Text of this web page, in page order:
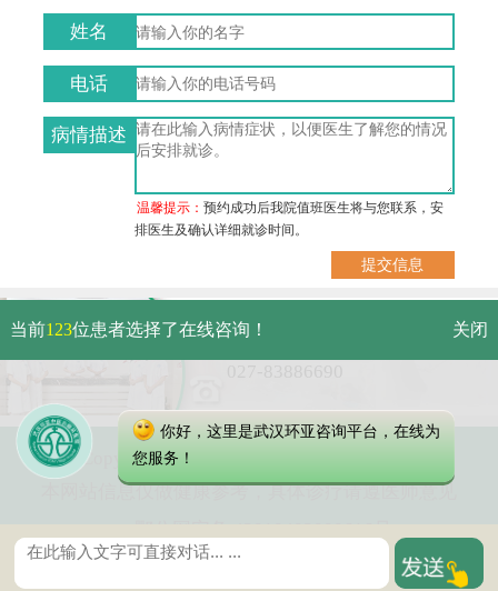
姓名
电话
病情描述
温馨提示：预约成功后我院值班医生将与您联系，安
排医生及确认详细就诊时间。
武汉市硚口区解放大道479号
免费电话：
Copyright 2025 武汉环亚中医白癜风医院
本网站信息仅做健康参考，具体诊疗请遵医师意见
鄂ICP备16003424号-8
当前123位患者选择了在线咨询！ 关闭
你好，这里是武汉环亚咨询平台，在线为
您服务！